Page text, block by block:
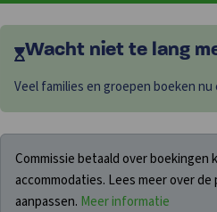
Wacht niet te lang
Veel families en groepen boeken
Commissie betaald over boekingen
accommodaties. Lees meer over
aanpassen. Meer informatie